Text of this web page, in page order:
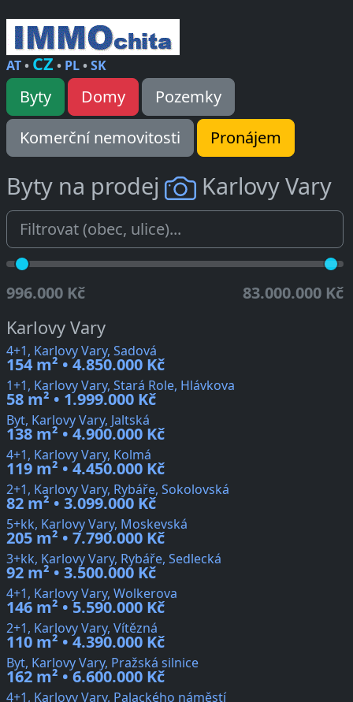
AT• CZ • PL•SK
Byty Domy
Pozemky
Komerční nemovitosti
Pronájem
Byty na prodej Karlovy Vary
996.000 Kč 83.000.000 Kč
Karlovy Vary
4+1, Karlovy Vary, Sadová
154 m² • 4.850.000 Kč
1+1, Karlovy Vary, Stará Role, Hlávkova
58 m² • 1.999.000 Kč
Byt, Karlovy Vary, Jaltská
138 m² • 4.900.000 Kč
4+1, Karlovy Vary, Kolmá
119 m² • 4.450.000 Kč
2+1, Karlovy Vary, Rybáře, Sokolovská
82 m² • 3.099.000 Kč
5+kk, Karlovy Vary, Moskevská
205 m² • 7.790.000 Kč
3+kk, Karlovy Vary, Rybáře, Sedlecká
92 m² • 3.500.000 Kč
4+1, Karlovy Vary, Wolkerova
146 m² • 5.590.000 Kč
2+1, Karlovy Vary, Vítězná
110 m² • 4.390.000 Kč
Byt, Karlovy Vary, Pražská silnice
162 m² • 6.600.000 Kč
4+1, Karlovy Vary, Palackého náměstí